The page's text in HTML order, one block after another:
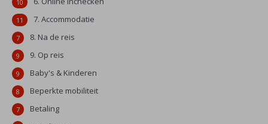
10
7. Accommodatie
11
8. Na de reis
7
9. Op reis
9
Baby's & Kinderen
9
Beperkte mobiliteit
8
Betaling
7